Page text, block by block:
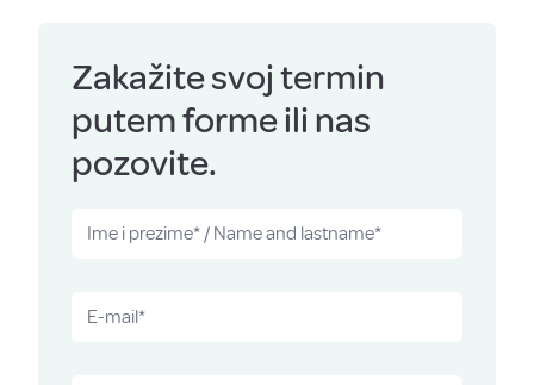
Zakažite svoj termin
putem forme ili nas
pozovite.